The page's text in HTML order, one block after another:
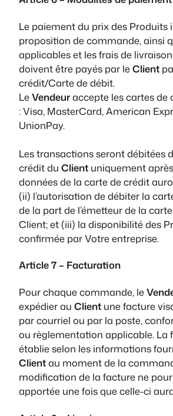
Le paiement du prix des Produits
proposition de commande, ainsi
applicables et les frais de
doivent être payés par leClient
crédit/Carte de débit.
LeVendeuraccepte les cartes de
: Visa, MasterCard, American
UnionPay.
Les transactions seront débitées
crédit du Client uniquement
données de la carte de crédit
(ii) l’autorisation de débiter la
de la part de l’émetteur de la
Client; et (iii) la disponibilité des
confirmée par Votre entreprise.
Article 7 – Facturation
Pour chaque commande, le
expédier au Client une facture
par courriel ou par la poste,
ou règlementation applicable. La
établie selon les informations
Clientau moment de la
modification de la facture ne
apportée une fois que celle-ci